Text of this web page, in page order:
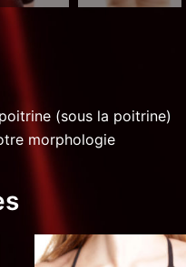
(sous la poitrine)
morphologie